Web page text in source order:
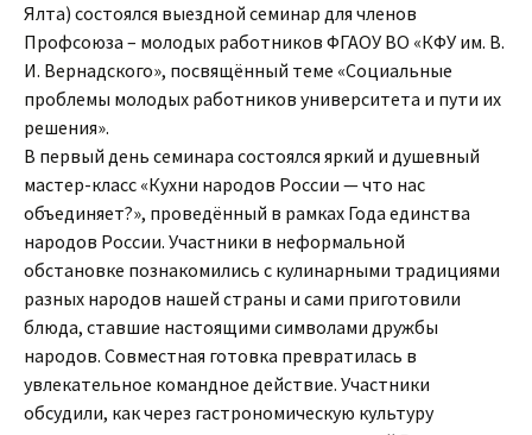
Ялта) состоялся выездной семинар для членов
Профсоюза – молодых работников ФГАОУ ВО «КФУ им. В.
И. Вернадского», посвящённый теме «Социальные
проблемы молодых работников университета и пути их
решения».
В первый день семинара состоялся яркий и душевный
мастер-класс «Кухни народов России — что нас
объединяет?», проведённый в рамках Года единства
народов России. Участники в неформальной
обстановке познакомились с кулинарными традициями
разных народов нашей страны и сами приготовили
блюда, ставшие настоящими символами дружбы
народов. Совместная готовка превратилась в
увлекательное командное действие. Участники
обсудили, как через гастрономическую культуру